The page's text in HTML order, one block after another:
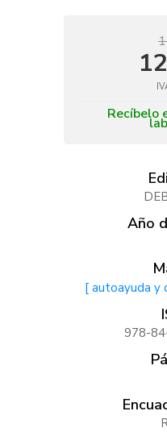
Recíbelo
Año
[ autoayuda y
978-